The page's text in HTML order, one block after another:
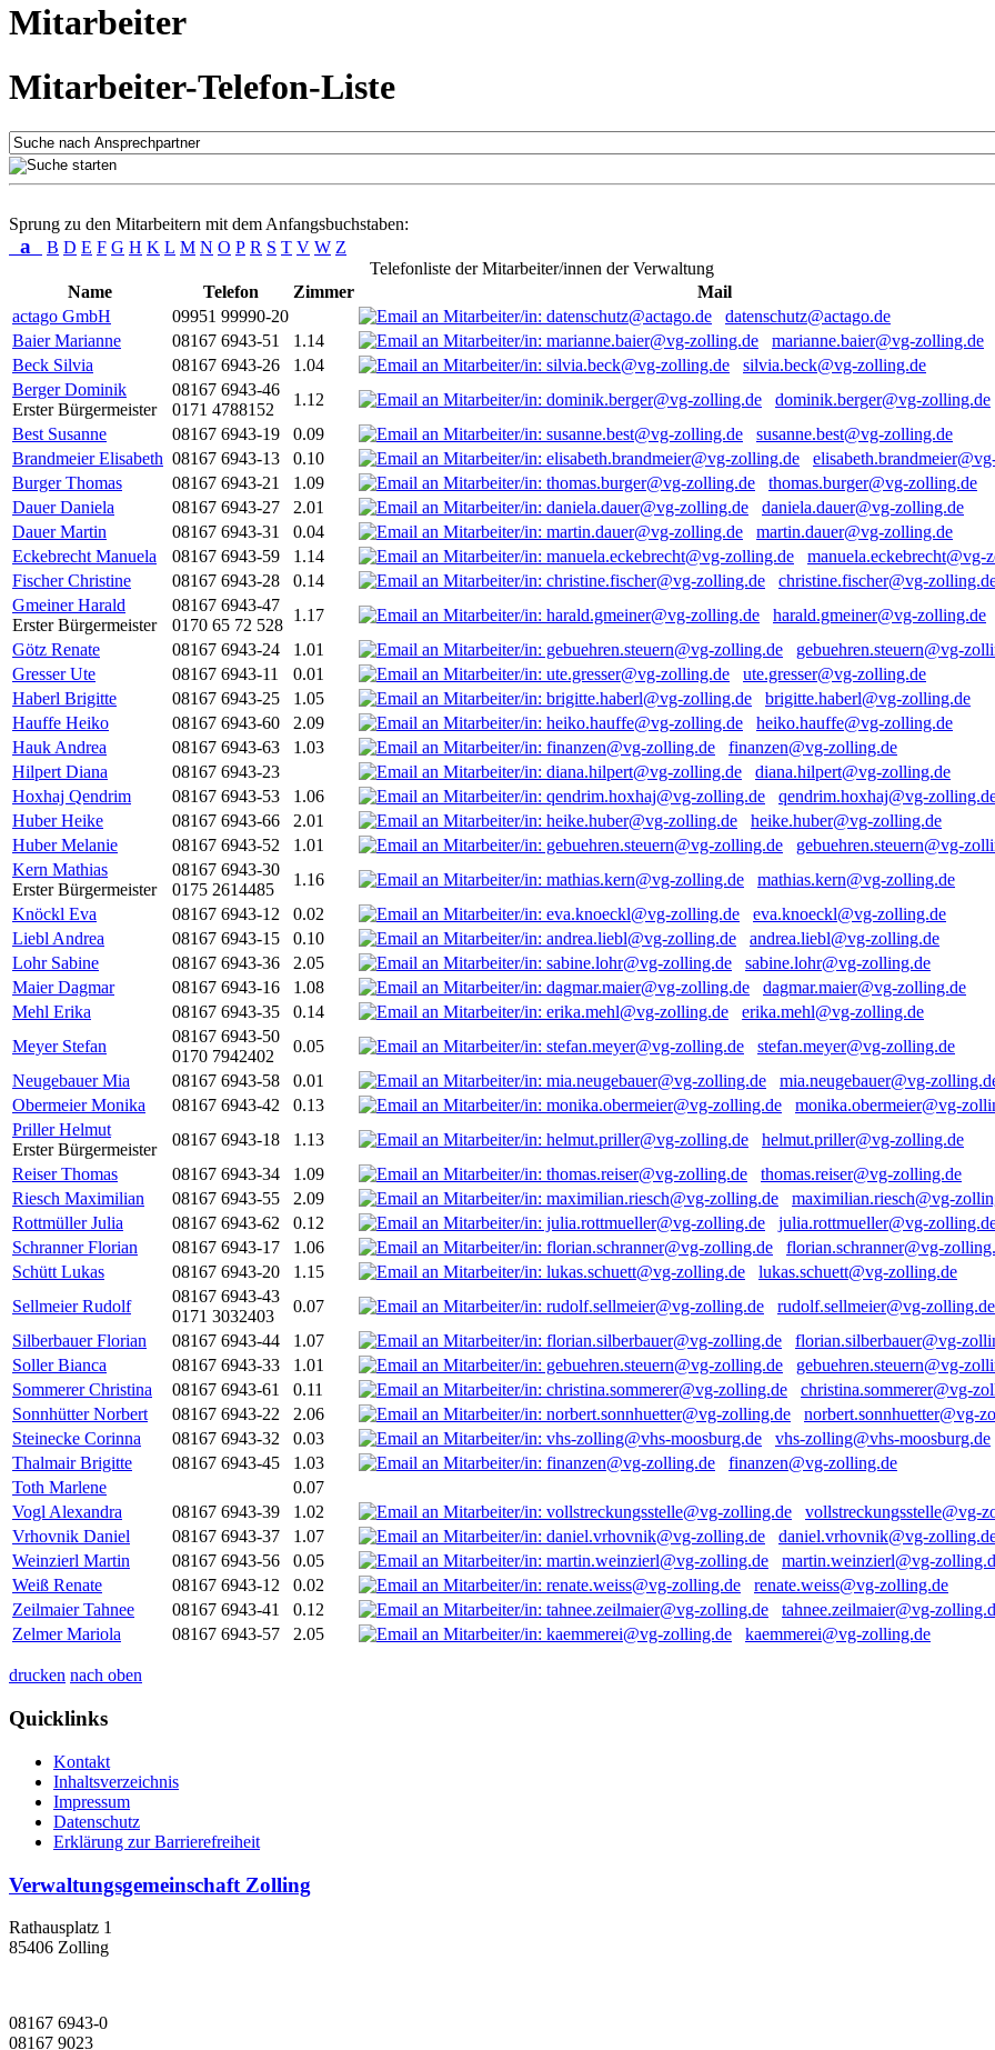
Mitarbeiter
Mitarbeiter-Telefon-Liste
Sprung zu den Mitarbeitern mit dem Anfangsbuchstaben:
a B D E F G H K L M N O P R S T V W Z
Telefonliste der Mitarbeiter/innen der Verwaltung
Name
Telefon Zimmer
Mail
actago GmbH
09951 99990-20
datenschutz@actago.de
Baier Marianne
08167 6943-51 1.14
marianne.baier@vg-zolling.de
Beck Silvia
08167 6943-26 1.04
silvia.beck@vg-zolling.de
Berger Dominik
Erster Bürgermeister
08167 6943-46
0171 4788152
1.12
dominik.berger@vg-zolling.de
Best Susanne
08167 6943-19 0.09
susanne.best@vg-zolling.de
Brandmeier Elisabeth 08167 6943-13 0.10
Burger Thomas
08167 6943-21 1.09
thomas.burger@vg-zolling.de
Dauer Daniela
08167 6943-27 2.01
daniela.dauer@vg-zolling.de
Dauer Martin
08167 6943-31 0.04
martin.dauer@vg-zolling.de
Eckebrecht Manuela
08167 6943-59 1.14
manuela.eckebrecht@vg-
Fischer Christine
08167 6943-28 0.14
christine.fischer@vg-
Gmeiner Harald
Erster Bürgermeister
08167 6943-47
0170 65 72 528
1.17
harald.gmeiner@vg-zolling.de
Götz Renate
08167 6943-24 1.01
gebuehren.steuern@vg-
Gresser Ute
08167 6943-11 0.01
ute.gresser@vg-zolling.de
Haberl Brigitte
08167 6943-25 1.05
brigitte.haberl@vg-zolling.de
Hauffe Heiko
08167 6943-60 2.09
heiko.hauffe@vg-zolling.de
Hauk Andrea
08167 6943-63 1.03
finanzen@vg-zolling.de
Hilpert Diana
08167 6943-23
diana.hilpert@vg-zolling.de
Hoxhaj Qendrim
08167 6943-53 1.06
qendrim.hoxhaj@vg-
Huber Heike
08167 6943-66 2.01
heike.huber@vg-zolling.de
Huber Melanie
08167 6943-52 1.01
gebuehren.steuern@vg-
Kern Mathias
Erster Bürgermeister
08167 6943-30
0175 2614485
1.16
mathias.kern@vg-zolling.de
Knöckl Eva
08167 6943-12 0.02
eva.knoeckl@vg-zolling.de
Liebl Andrea
08167 6943-15 0.10
andrea.liebl@vg-zolling.de
Lohr Sabine
08167 6943-36 2.05
sabine.lohr@vg-zolling.de
Maier Dagmar
08167 6943-16 1.08
dagmar.maier@vg-zolling.de
Mehl Erika
08167 6943-35 0.14
erika.mehl@vg-zolling.de
Meyer Stefan
08167 6943-50
0170 7942402
0.05
stefan.meyer@vg-zolling.de
Neugebauer Mia
08167 6943-58 0.01
mia.neugebauer@vg-
Obermeier Monika
08167 6943-42 0.13
monika.obermeier@vg-
Priller Helmut
Erster Bürgermeister
08167 6943-18 1.13
helmut.priller@vg-zolling.de
Reiser Thomas
08167 6943-34 1.09
thomas.reiser@vg-zolling.de
Riesch Maximilian
08167 6943-55 2.09
maximilian.riesch@vg-
Rottmüller Julia
08167 6943-62 0.12
julia.rottmueller@vg-
Schranner Florian
08167 6943-17 1.06
florian.schranner@vg-
Schütt Lukas
08167 6943-20 1.15
lukas.schuett@vg-zolling.de
Sellmeier Rudolf
08167 6943-43
0171 3032403
0.07
rudolf.sellmeier@vg-zolling.de
Silberbauer Florian
08167 6943-44 1.07
florian.silberbauer@vg-
Soller Bianca
08167 6943-33 1.01
gebuehren.steuern@vg-
Sommerer Christina
08167 6943-61 0.11
christina.sommerer@vg-
Sonnhütter Norbert
08167 6943-22 2.06
norbert.sonnhuetter@vg-
Steinecke Corinna
08167 6943-32 0.03
vhs-zolling@vhs-moosburg.de
Thalmair Brigitte
08167 6943-45 1.03
finanzen@vg-zolling.de
Toth Marlene
0.07
Vogl Alexandra
08167 6943-39 1.02
vollstreckungsstelle@vg-
Vrhovnik Daniel
08167 6943-37 1.07
daniel.vrhovnik@vg-
Weinzierl Martin
08167 6943-56 0.05
martin.weinzierl@vg-
Weiß Renate
08167 6943-12 0.02
renate.weiss@vg-zolling.de
Zeilmaier Tahnee
08167 6943-41 0.12
tahnee.zeilmaier@vg-
Zelmer Mariola
08167 6943-57 2.05 kaemmerei@vg-zolling.de
drucken nach oben
Quicklinks
Kontakt
Inhaltsverzeichnis
Impressum
Datenschutz
Erklärung zur Barrierefreiheit
Verwaltungsgemeinschaft Zolling
Rathausplatz 1
85406 Zolling
08167 6943-0
08167 9023